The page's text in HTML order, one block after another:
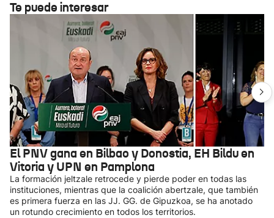
Te puede interesar
El PNV gana en Bilbao y Donostia, EH Bildu en
Vitoria y UPN en Pamplona
La formación jeltzale retrocede y pierde poder en todas las
instituciones, mientras que la coalición abertzale, que también
es primera fuerza en las JJ. GG. de Gipuzkoa, se ha anotado
un rotundo crecimiento en todos los territorios.